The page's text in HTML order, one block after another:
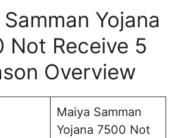
Yojana
Not Receive 5
Overview
Maiya Samman
Yojana 7500 Not